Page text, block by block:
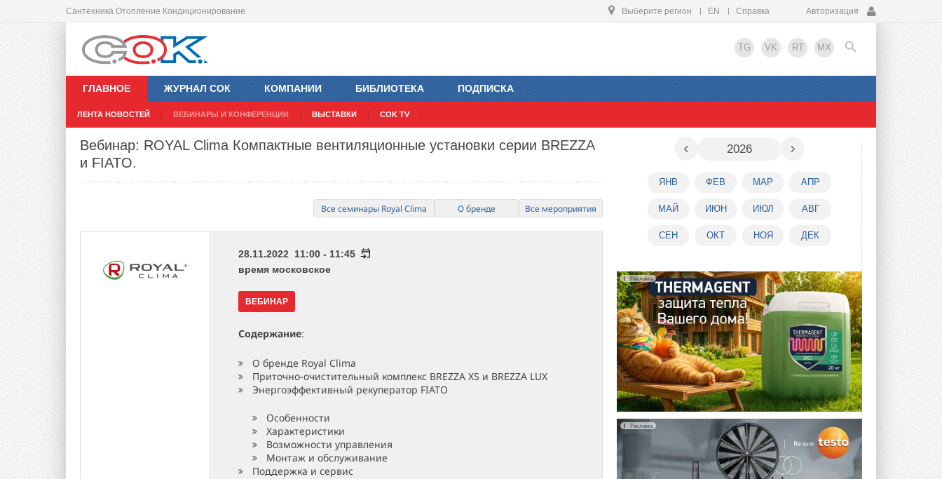
Сантехника Отопление Кондиционирование Выберите регион EN Справка Авторизация
TG VK RT MX
ГЛАВНОЕ
ЛЕНТА НОВОСТЕЙ ВЕБИНАРЫ И КОНФЕРЕНЦИИ ВЫСТАВКИ COK TV
ЖУРНАЛ СОК КОМПАНИИ БИБЛИОТЕКА ПОДПИСКА
EN
Вебинар: ROYAL Clima Компактные вентиляционные установки серии BREZZA
и FIATO.
Все семинары Royal Clima О бренде Все мероприятия
28.11.2022 11:00 - 11:45
время московское
ВЕБИНАР
Содержание:
О бренде Royal Climа
Приточно-очистительный комплекс BREZZA XS и BREZZA LUX
Энергоэффективный рекуператор FIATO
Особенности
Характеристики
Возможности управления
Монтаж и обслуживание
Поддержка и сервис
‹ 2026 ›
ЯНВ ФЕВ МАР АПР
МАЙ ИЮН ИЮЛ АВГ
СЕН ОКТ НОЯ ДЕК
Реклама
Реклама